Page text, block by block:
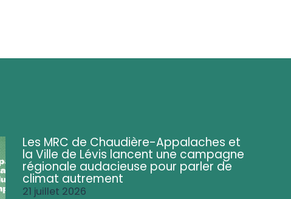
Les MRC de Chaudière-Appalaches et
la Ville de Lévis lancent une campagne
régionale audacieuse pour parler de
climat autrement
21 juillet 2026